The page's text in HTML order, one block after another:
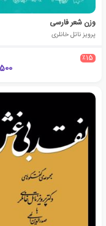
وزن شعر فارسی
پرویز ناتل خانلری
٪15